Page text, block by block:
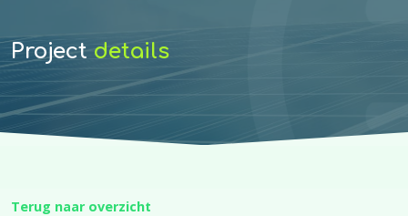
Project details
Terug naar overzicht